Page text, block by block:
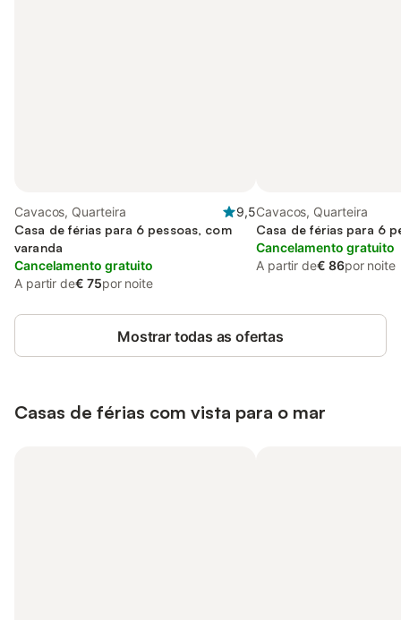
Cavacos, Quarteira
9,5
Casa de férias para 6 pessoas, com
varanda
Cancelamento gratuito
A partir de€ 75por noite
Cavacos, Quarteira
Casa de férias para 6
Cancelamento gratuito
A partir de€ 86por noite
Mostrar todas as ofertas
Casas de férias com vista para o mar